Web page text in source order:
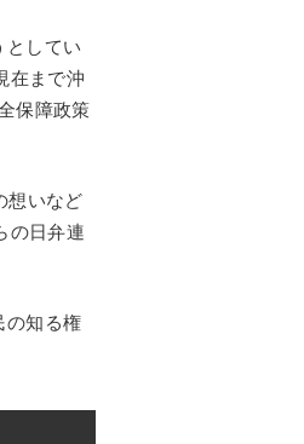
としてい
在まで沖
保障政策
想いなど
の日弁連
の知る権